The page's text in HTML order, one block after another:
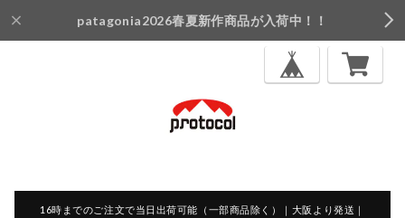
patagonia2026春夏新作商品が入荷中！！
16時までのご注文で当日出荷可能（一部商品除く）｜大阪より発送｜